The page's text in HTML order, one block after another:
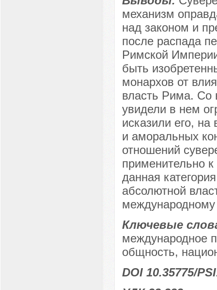
механизм
над законом и
после распада
Римской
быть
монархов от
власть Рима. Со
увидели в нем
исказили его,
и аморальных
отношений
применительно
данная
абсолютной
международному
Ключевые
международное
общность,
DOI 10.35775/